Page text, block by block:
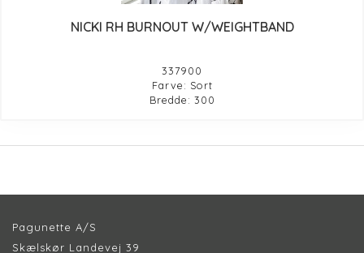
NICKI RH BURNOUT W/WEIGHTBAND
337900
Farve: Sort
Bredde: 300
Pagunette A/S
Skælskør Landevej 39